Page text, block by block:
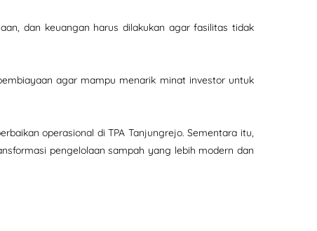
dan keuangan harus dilakukan agar fasilitas tidak
agar mampu menarik minat investor untuk
operasional di TPA Tanjungrejo. Sementara itu,
pengelolaan sampah yang lebih modern dan